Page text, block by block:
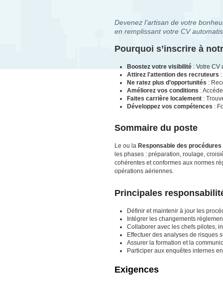
Devenez l’artisan de votre
en remplissant votre CV
Pourquoi s’inscrire à
Boostez votre visibilité : Votre CV
Attirez l'attention des recruteurs
Ne ratez plus d’opportunités :
Améliorez vos conditions :
Faites carrière localement :
Développez vos compétences :
Sommaire du poste
Le ou la Responsable des procédures
les phases : préparation, roulage,
cohérentes et conformes aux normes
opérations aériennes.
Principales
Définir et maintenir à jour les
Intégrer les changements
Collaborer avec les chefs pilotes,
Effectuer des analyses de risques
Assurer la formation et la
Participer aux enquêtes internes
Exigences